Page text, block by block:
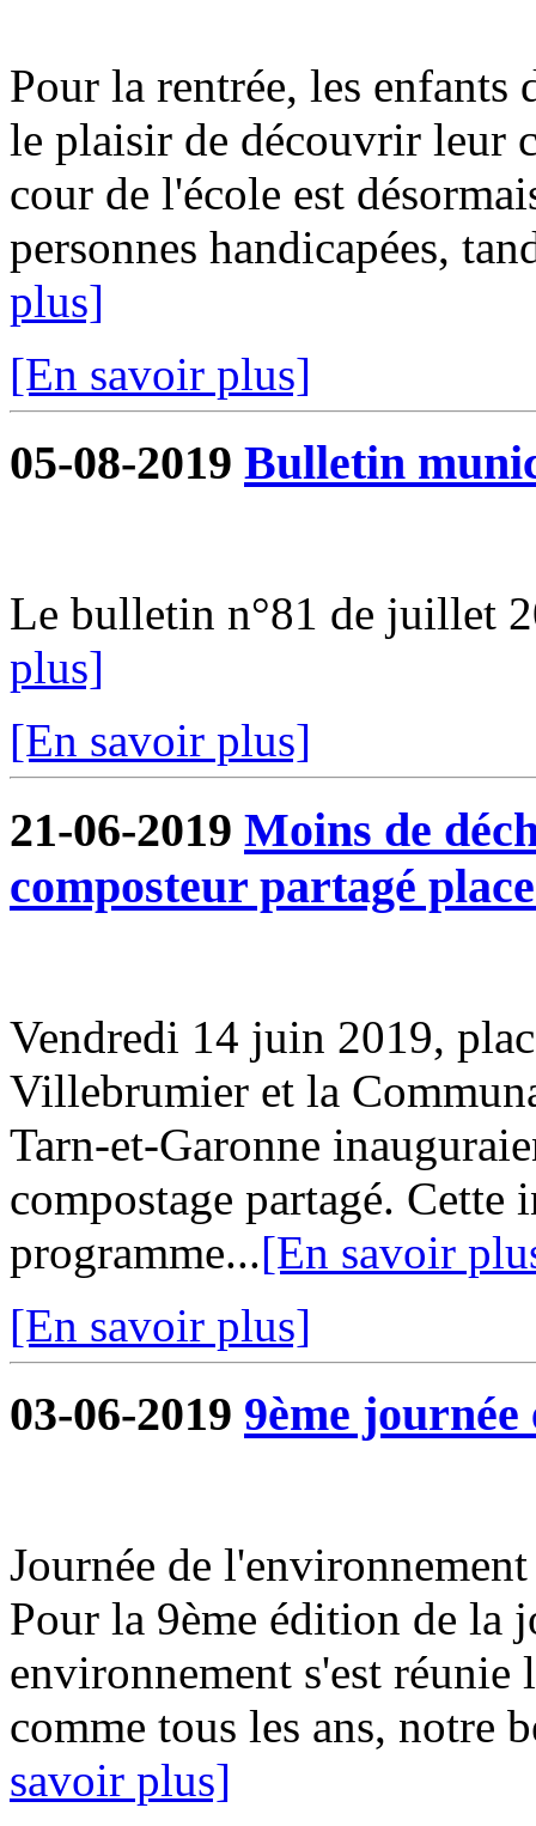
Pour la rentrée, les
le plaisir de découvrir leur
cour de l'école est
personnes handicapées,
plus]
[En savoir plus]
05-08-2019 Bulletin
Le bulletin n°81 de juillet
plus]
[En savoir plus]
21-06-2019 Moins de
composteur partagé
Vendredi 14 juin 2019,
Villebrumier et la
Tarn-et-Garonne
compostage partagé.
programme...[En savoir
[En savoir plus]
03-06-2019 9ème
Journée de
Pour la 9ème édition de la
environnement s'est
comme tous les ans, notre
savoir plus]